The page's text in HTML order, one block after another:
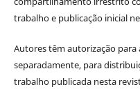
trabalho e publicação inicial
Autores têm autorização
separadamente, para
trabalho publicada nesta